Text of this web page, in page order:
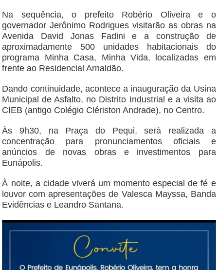
Na sequência, o prefeito Robério Oliveira e o
governador Jerônimo Rodrigues visitarão as obras na
Avenida David Jonas Fadini e a construção de
aproximadamente 500 unidades habitacionais do
programa Minha Casa, Minha Vida, localizadas em
frente ao Residencial Arnaldão.
Dando continuidade, acontece a inauguração da Usina
Municipal de Asfalto, no Distrito Industrial e a visita ao
CIEB (antigo Colégio Clériston Andrade), no Centro.
Às 9h30, na Praça do Pequi, será realizada a
concentração para pronunciamentos oficiais e
anúncios de novas obras e investimentos para
Eunápolis.
À noite, a cidade viverá um momento especial de fé e
louvor com apresentações de Valesca Mayssa, Banda
Evidências e Leandro Santana.